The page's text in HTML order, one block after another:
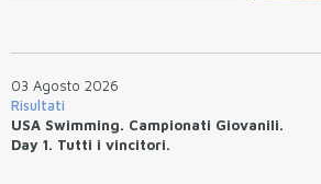
03 Agosto 2026
Risultati
USA Swimming. Campionati Giovanili.
Day 1. Tutti i vincitori.